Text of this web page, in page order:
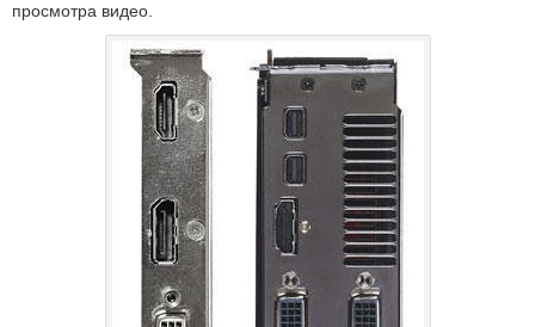
просмотра видео.